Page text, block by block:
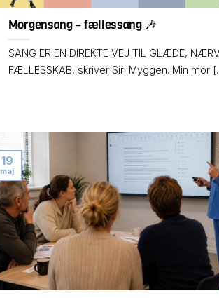
Morgensang – fællessang 🎶
SANG ER EN DIREKTE VEJ TIL GLÆDE,
FÆLLESSKAB, skriver Siri Myggen. Min mor
19
maj